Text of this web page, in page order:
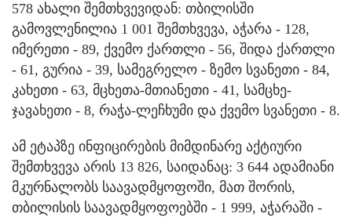
578 ახალი შემთხვევიდან: თბილისში
გამოვლენილია 1 001 შემთხვევა, აჭარა - 128,
იმერეთი - 89, ქვემო ქართლი - 56, შიდა ქართლი
- 61, გურია - 39, სამეგრელო - ზემო სვანეთი - 84,
კახეთი - 63, მცხეთა-მთიანეთი - 41, სამცხე-
ჯავახეთი - 8, რაჭა-ლეჩხუმი და ქვემო სვანეთი - 8.
ამ ეტაპზე ინფიცირების მიმდინარე აქტიური
შემთხვევა არის 13 826, საიდანაც: 3 644 ადამიანი
მკურნალობს საავადმყოფოში, მათ შორის,
თბილისის საავადმყოფოებში - 1 999, აჭარაში -